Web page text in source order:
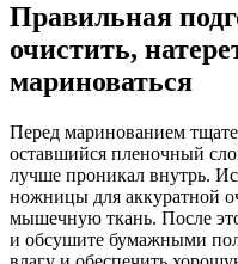
Правильная
очистить,
мариноваться
Перед маринованием
оставшийся пленочный
лучше проникал внутрь.
ножницы для аккуратной
мышечную ткань. После
и обсушите бумажными